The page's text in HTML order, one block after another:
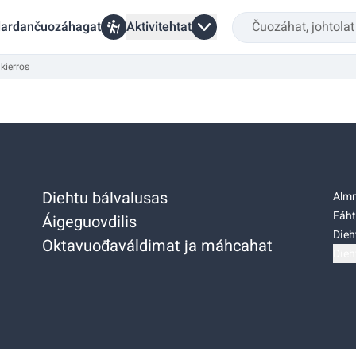
Aktivitehtat
Diehtu bálvalusas
Áigeguovdilis
Oktavuođaváldimat ja máhcahat